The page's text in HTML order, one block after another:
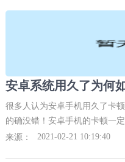
很多人认为安卓手机用久了卡
的确没错！安卓手机的卡顿一
每年至少一次大版本升级，而
来源： 2021-02-21 10:19:40